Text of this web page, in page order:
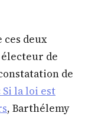
ces deux
de
de
Si la loi est
, Barthélemy